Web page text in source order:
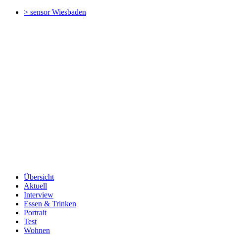
> sensorWiesbaden
Übersicht
Aktuell
Interview
Essen & Trinken
Portrait
Test
Wohnen